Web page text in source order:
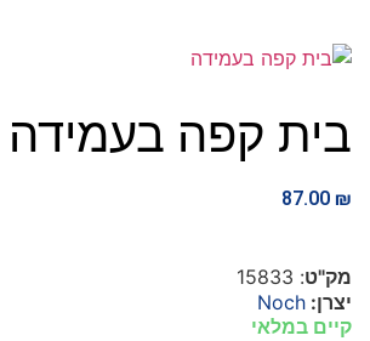
בית קפה בעמידה
87.00 ₪
מק"ט: 15833
יצרן: Noch
קיים במלאי